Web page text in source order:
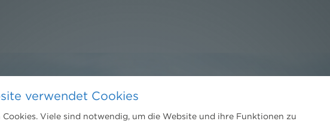
verwendet Cookies
Viele sind notwendig, um die Website und ihre Funktionen zu